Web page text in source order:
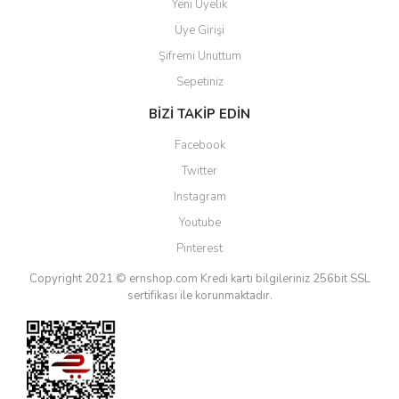
Yeni Üyelik
Üye Girişi
Şifremi Unuttum
Sepetiniz
BİZİ TAKİP EDİN
Facebook
Twitter
Instagram
Youtube
Pinterest
Copyright 2021 © ernshop.com Kredi kartı bilgileriniz 256bit SSL
sertifikası ile korunmaktadır.